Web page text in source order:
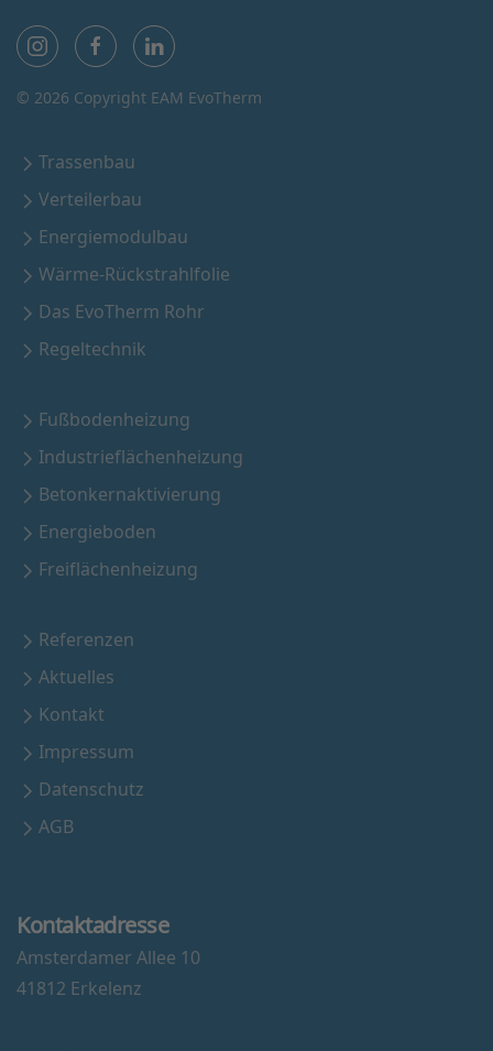
© 2026 Copyright EAM EvoTherm
Trassenbau
Verteilerbau
Energiemodulbau
Wärme-Rückstrahlfolie
Das EvoTherm Rohr
Regeltechnik
Fußbodenheizung
Industrieflächenheizung
Betonkernaktivierung
Energieboden
Freiflächenheizung
Referenzen
Aktuelles
Kontakt
Impressum
Datenschutz
AGB
Kontaktadresse
Amsterdamer Allee 10
41812 Erkelenz